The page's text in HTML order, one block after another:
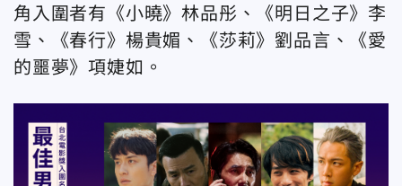
角入圍者有《小曉》林品彤、《明日之子》李
雪、《春行》楊貴媚、《莎莉》劉品言、《愛
的噩夢》項婕如。